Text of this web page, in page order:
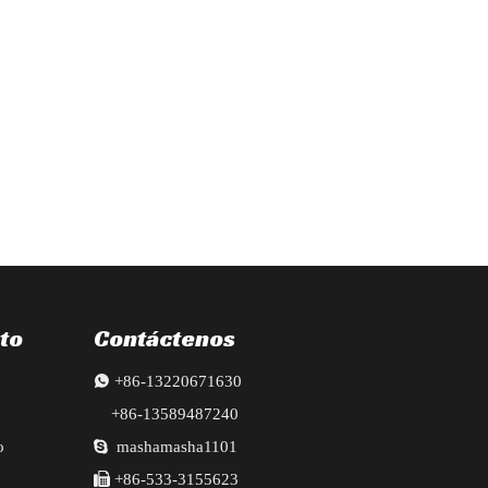
faros, radiador, guardabarros, parachoques, puertas, vigas
Contáctenos
 +86-13220671630
+86-13589487240
 mashamasha1101
 +86-533-3155623